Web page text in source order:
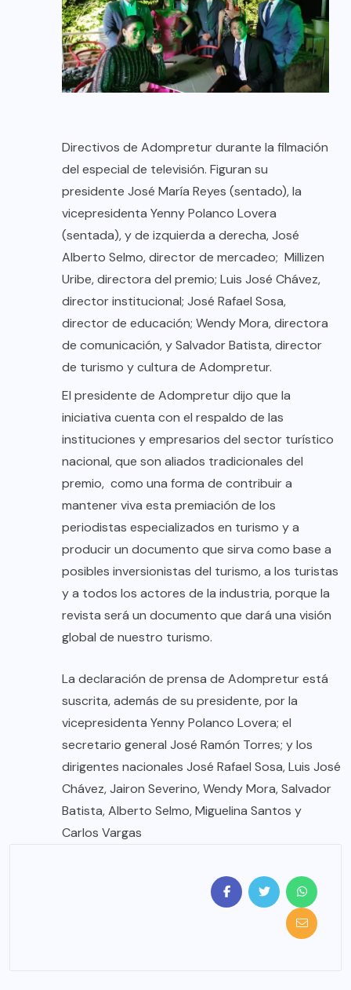
Directivos de Adompretur durante la filmación
del especial de televisión. Figuran su
presidente José María Reyes (sentado), la
vicepresidenta Yenny Polanco Lovera
(sentada), y de izquierda a derecha, José
Alberto Selmo, director de mercadeo; Millizen
Uribe, directora del premio; Luis José Chávez,
director institucional; José Rafael Sosa,
director de educación; Wendy Mora, directora
de comunicación, y Salvador Batista, director
de turismo y cultura de Adompretur.
El presidente de Adompretur dijo que la
iniciativa cuenta con el respaldo de las
instituciones y empresarios del sector turístico
nacional, que son aliados tradicionales del
premio, como una forma de contribuir a
mantener viva esta premiación de los
periodistas especializados en turismo y a
producir un documento que sirva como base a
posibles inversionistas del turismo, a los turistas
y a todos los actores de la industria, porque la
revista será un documento que dará una visión
global de nuestro turismo.
La declaración de prensa de Adompretur está
suscrita, además de su presidente, por la
vicepresidenta Yenny Polanco Lovera; el
secretario general José Ramón Torres; y los
dirigentes nacionales José Rafael Sosa, Luis José
Chávez, Jairon Severino, Wendy Mora, Salvador
Batista, Alberto Selmo, Miguelina Santos y
Carlos Vargas